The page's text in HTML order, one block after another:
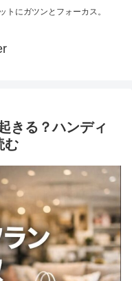
トにガツンとフォーカス。
きる？ハンディ
む